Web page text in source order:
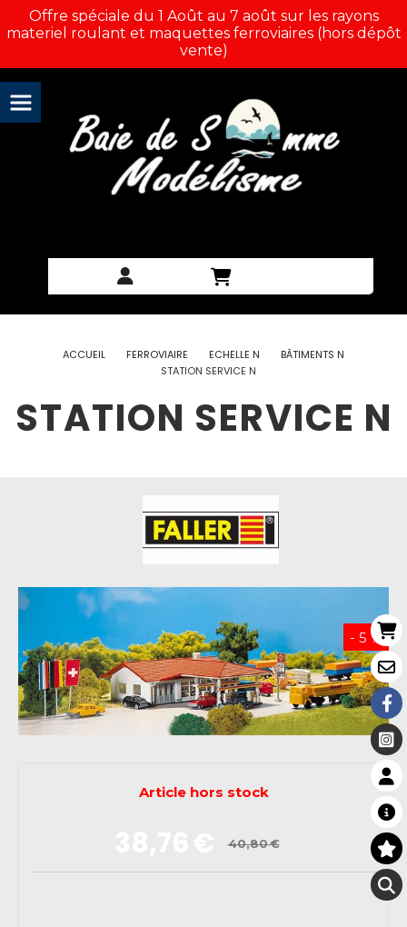
Offre spéciale du 1 Août au 7 août sur les rayons
materiel roulant et maquettes ferroviaires (hors dépôt
vente)
ACCUEIL FERROVIAIRE ECHELLE N
BÂTIMENTS N
STATION SERVICE N
STATION SERVICE N
- 5 %
40,80€
Article hors stock
Panneau de gestion des cookies